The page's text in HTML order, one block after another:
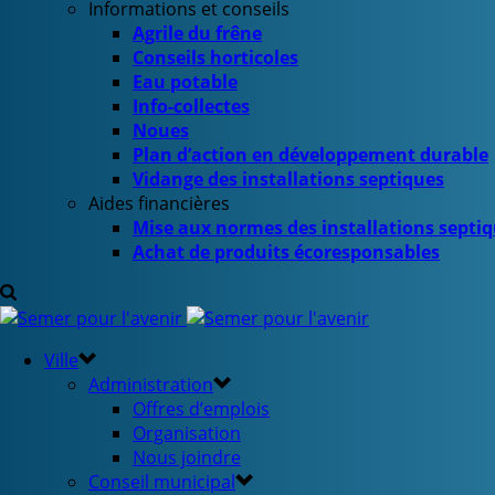
Informations et conseils
Agrile du frêne
Conseils horticoles
Eau potable
Info-collectes
Noues
Plan d’action en développement durable
Vidange des installations septiques
Aides financières
Mise aux normes des installations
Achat de produits écoresponsables
Ville
Administration
Offres d’emplois
Organisation
Nous joindre
Conseil municipal